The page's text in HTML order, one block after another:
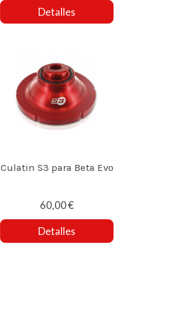
Detalles
Culatin S3 para Beta Evo
60,00 €
Detalles